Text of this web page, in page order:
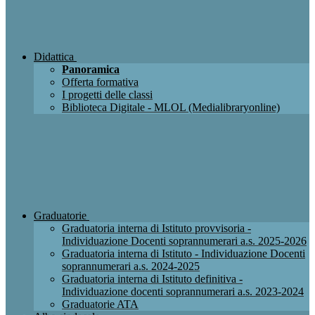
Didattica
Panoramica
Offerta formativa
I progetti delle classi
Biblioteca Digitale - MLOL (Medialibraryonline)
Graduatorie
Graduatoria interna di Istituto provvisoria -
Individuazione Docenti soprannumerari a.s. 2025-2026
Graduatoria interna di Istituto - Individuazione Docenti
soprannumerari a.s. 2024-2025
Graduatoria interna di Istituto definitiva -
Individuazione docenti soprannumerari a.s. 2023-2024
Graduatorie ATA